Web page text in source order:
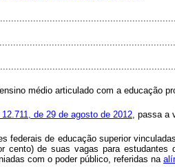
médio articulado com a educação
12.711, de 29 de agosto de 2012, passa a
federais de educação superior
cento) de suas vagas para
com o poder público, referidas na